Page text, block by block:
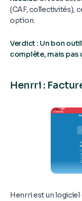
(CAF, collectivités),
option.
Verdict : Un bon
complète, mais pas
Henrri :
Henrri est un